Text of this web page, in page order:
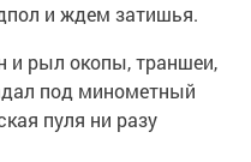
и ждем затишья.
и рыл окопы, траншеи,
под минометный
пуля ни разу